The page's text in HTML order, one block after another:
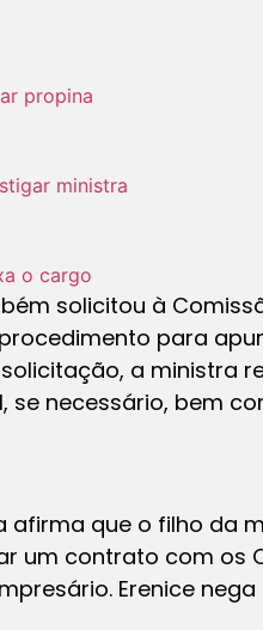
propina
ministra
o cargo
solicitou à
para
a ministra
necessário, bem
afirma que o filho da
um contrato com os
Erenice